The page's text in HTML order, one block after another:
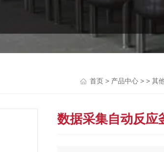
首页 > 产品中心 > > 其
数据采集自动反应